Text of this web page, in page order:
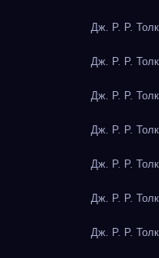
Дж. Р. Р.
Дж. Р. Р.
Дж. Р. Р.
Дж. Р. Р.
Дж. Р. Р.
Дж. Р. Р.
Дж. Р. Р.